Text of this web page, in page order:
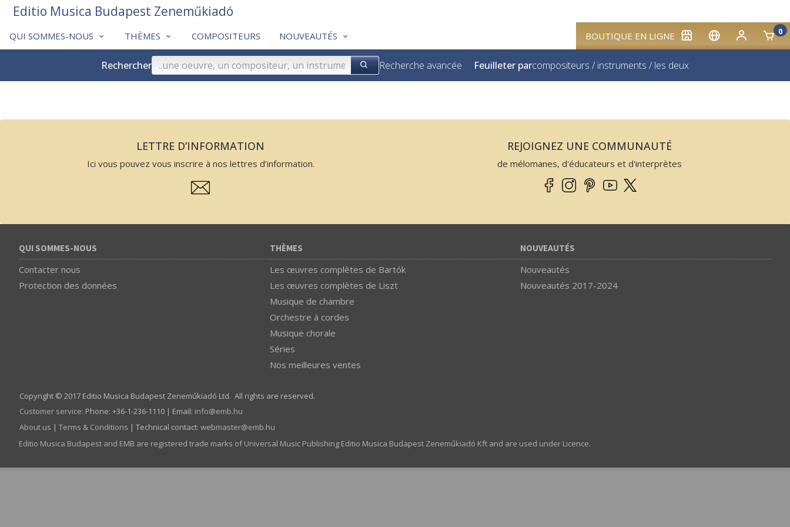
BOUTIQUE EN LIGNE 0
QUI SOMMES-NOUS THÈMES COMPOSITEURS NOUVEAUTÉS
Editio Musica Budapest Zeneműkiadó
Rechercher Recherche avancée Feuilleter parcompositeurs / instruments / les deux
LETTRE D’INFORMATION
Ici vous pouvez vous inscrire à nos lettres d’information.
REJOIGNEZ UNE COMMUNAUTÉ
de mélomanes, d'éducateurs et d'interprètes
QUI SOMMES-NOUS
Contacter nous
Protection des données
THÈMES
Les œuvres complètes de Bartók
Les œuvres complètes de Liszt
Musique de chambre
Orchestre à cordes
Musique chorale
Séries
Nos meilleures ventes
NOUVEAUTÉS
Nouveautés
Nouveautés 2017-2024
Copyright © 2017 Editio Musica Budapest Zeneműkiadó Ltd. All rights are reserved.
Customer service: Phone: +36-1-236-1110 | Email: info­@­emb.hu
About us | Terms & Conditions | Technical contact: webmaster­@­emb.hu
Editio Musica Budapest and EMB are registered trade marks of Universal Music Publishing Editio Musica Budapest Zeneműkiadó Kft and are used under Licence.